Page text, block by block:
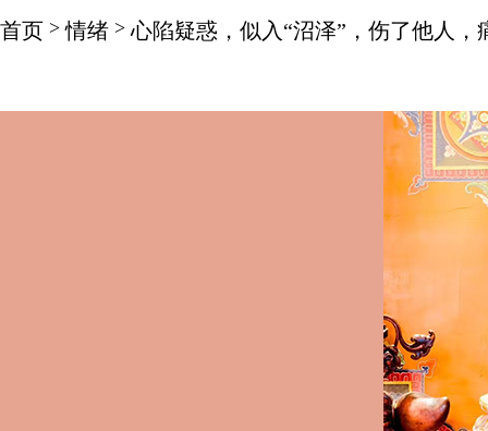
首页 > 情绪 > 心陷疑惑，似入“沼泽”，伤了他人，